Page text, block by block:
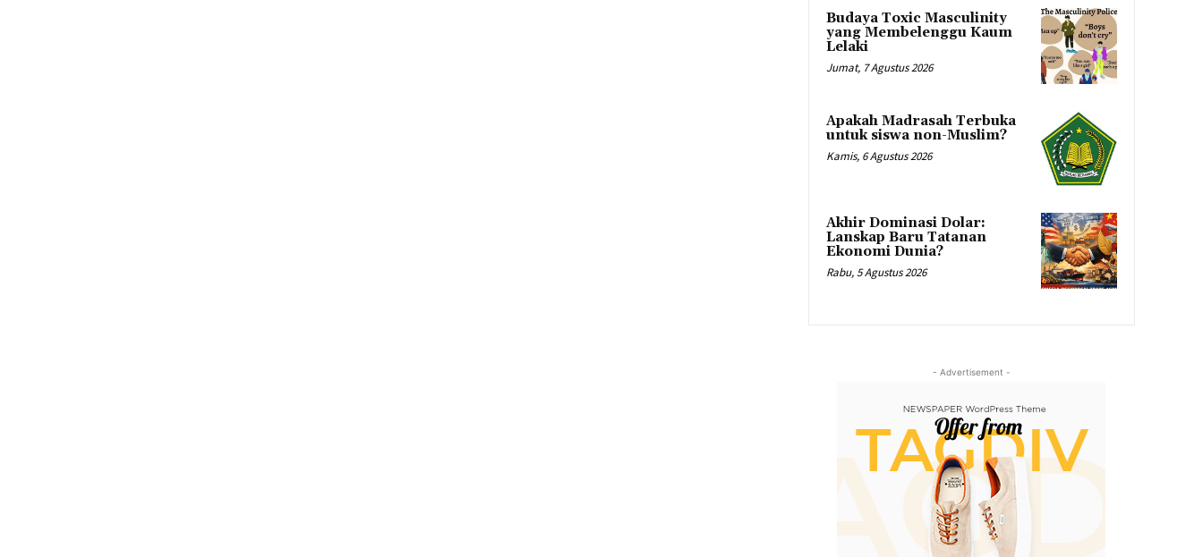
Budaya Toxic Masculinity
yang Membelenggu Kaum
Lelaki
Jumat, 7 Agustus 2026
Apakah Madrasah Terbuka
untuk siswa non-Muslim?
Kamis, 6 Agustus 2026
Akhir Dominasi Dolar:
Lanskap Baru Tatanan
Ekonomi Dunia?
Rabu, 5 Agustus 2026
- Advertisement -